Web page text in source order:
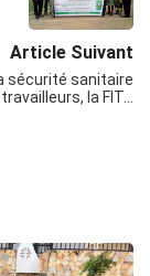
Article Suivant
sécurité sanitaire
la FIT…